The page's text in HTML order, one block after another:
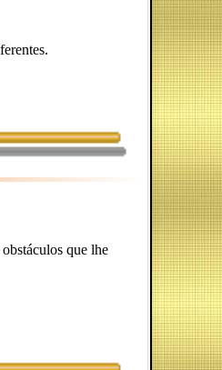
que lhe